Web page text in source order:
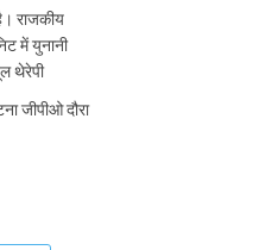
राजकीय
में युनानी
थेरेपी
जीपीओ दौरा